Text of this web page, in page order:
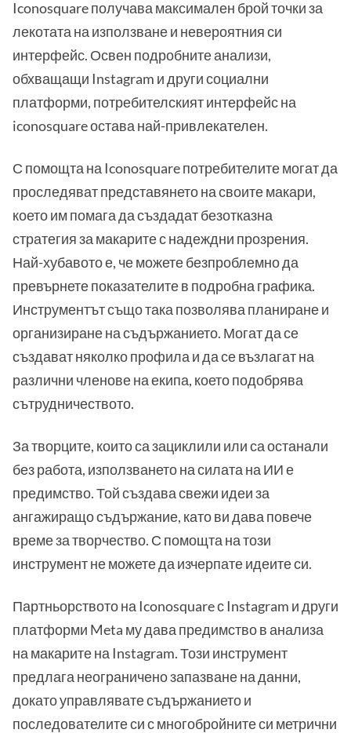
Iconosquare получава максимален брой точки за
лекотата на използване и невероятния си
интерфейс. Освен подробните анализи,
обхващащи Instagram и други социални
платформи, потребителският интерфейс на
iconosquare остава най-привлекателен.
С помощта на Iconosquare потребителите могат да
проследяват представянето на своите макари,
което им помага да създадат безотказна
стратегия за макарите с надеждни прозрения.
Най-хубавото е, че можете безпроблемно да
превърнете показателите в подробна графика.
Инструментът също така позволява планиране и
организиране на съдържанието. Могат да се
създават няколко профила и да се възлагат на
различни членове на екипа, което подобрява
сътрудничеството.
За творците, които са зациклили или са останали
без работа, използването на силата на ИИ е
предимство. Той създава свежи идеи за
ангажиращо съдържание, като ви дава повече
време за творчество. С помощта на този
инструмент не можете да изчерпате идеите си.
Партньорството на Iconosquare с Instagram и други
платформи Meta му дава предимство в анализа
на макарите на Instagram. Този инструмент
предлага неограничено запазване на данни,
докато управлявате съдържанието и
последователите си с многобройните си метрични